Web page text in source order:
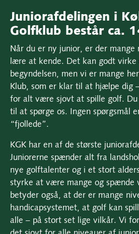
Juniorafdelingen i
Golfklub består ca.
Når du er ny junior, er der mange
lære at kende. Det kan godt
begyndelsen, men vi er mange
Klub, som er klar til at hjælpe dig
for alt være sjovt at spille golf.
til at spørge os. Ingen spørgsmål
“fjollede”.
KGK har en af de største
Juniorerne spænder alt fra
nye golftalenter og i et stort
styrke at være mange og spænde
betyder også, at der er mange
handicapsystemet, at golf kan
alle – på stort set lige vilkår. Vi